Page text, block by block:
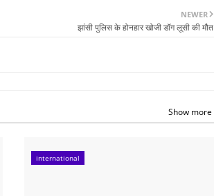
NEWER
झांसी पुलिस के होनहार खोजी डॉग लूसी की मौत
Show more
international